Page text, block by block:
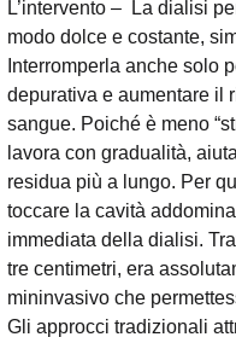
L’intervento – La dialisi
modo dolce e costante,
Interromperla anche solo
depurativa e aumentare il
sangue. Poiché è meno
lavora con gradualità,
residua più a lungo. Per
toccare la cavità
immediata della dialisi.
tre centimetri, era
mininvasivo che
Gli approcci tradizionali